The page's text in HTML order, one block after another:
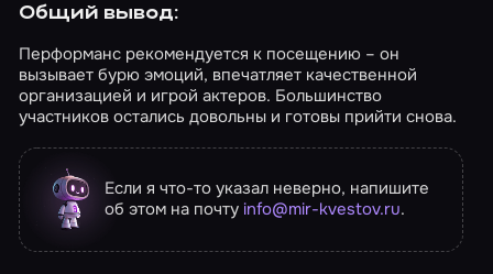
Общий вывод:
Перформанс рекомендуется к посещению – он
вызывает бурю эмоций, впечатляет качественной
организацией и игрой актеров. Большинство
участников остались довольны и готовы прийти снова.
Если я что-то указал неверно, напишите
об этом на почту info@mir-kvestov.ru.